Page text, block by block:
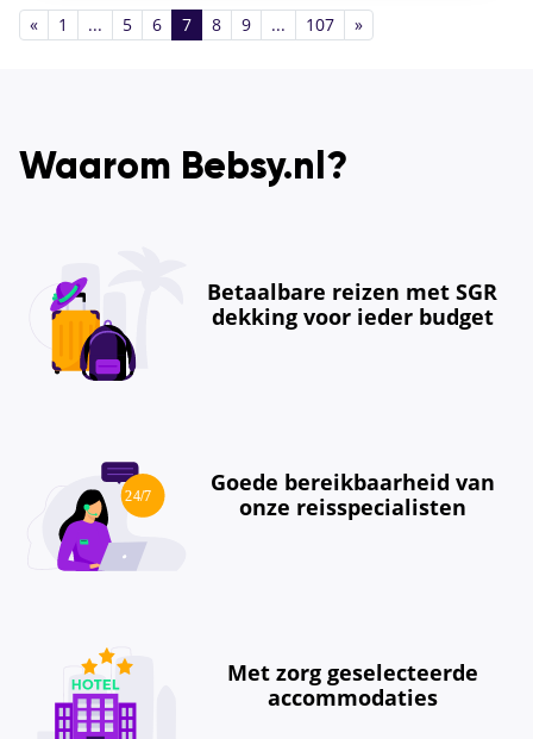
« 1 ... 5 6 7 8 9 ... 107 »
Waarom Bebsy.nl?
Betaalbare reizen met SGR
dekking voor ieder budget
Goede bereikbaarheid van
onze reisspecialisten
Met zorg geselecteerde
accommodaties